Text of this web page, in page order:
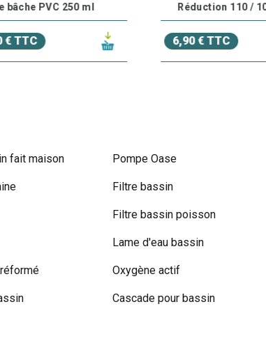
250 ml Réduction 110 / 100 mm
6,90 € TTC
fait maison Pompe Oase
Filtre bassin
Filtre bassin poisson
Lame d'eau bassin
Oxygène actif
Cascade pour bassin